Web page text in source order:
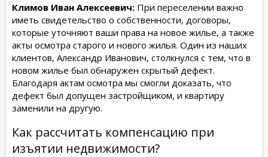
Климов Иван Алексеевич: При переселении важно
иметь свидетельство о собственности, договоры,
которые уточняют ваши права на новое жилье, а также
акты осмотра старого и нового жилья. Один из наших
клиентов, Александр Иванович, столкнулся с тем, что в
новом жилье был обнаружен скрытый дефект.
Благодаря актам осмотра мы смогли доказать, что
дефект был допущен застройщиком, и квартиру
заменили на другую.
Как рассчитать компенсацию при
изъятии недвижимости?